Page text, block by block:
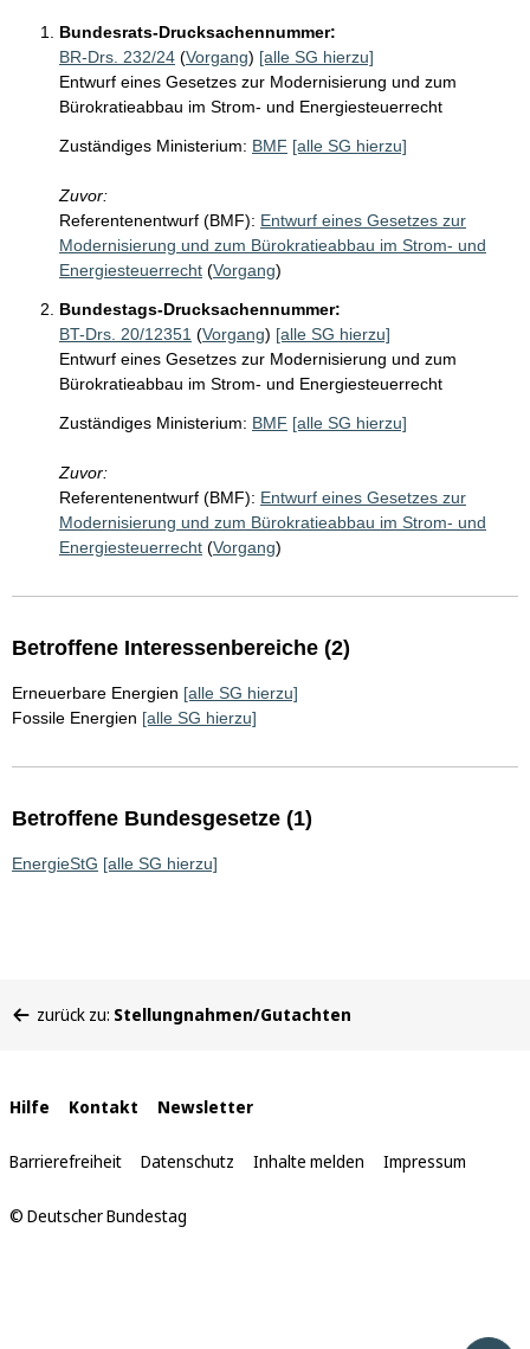
Bundesrats-Drucksachennummer:
BR-Drs. 232/24 (Vorgang) [alle SG hierzu]
Entwurf eines Gesetzes zur Modernisierung und zum
Bürokratieabbau im Strom- und Energiesteuerrecht
Zuständiges Ministerium: BMF [alle SG hierzu]
Zuvor:
Referentenentwurf (BMF): Entwurf eines Gesetzes zur
Modernisierung und zum Bürokratieabbau im Strom- und
Energiesteuerrecht (Vorgang)
Bundestags-Drucksachennummer:
BT-Drs. 20/12351 (Vorgang) [alle SG hierzu]
Entwurf eines Gesetzes zur Modernisierung und zum
Bürokratieabbau im Strom- und Energiesteuerrecht
Zuständiges Ministerium: BMF [alle SG hierzu]
Zuvor:
Referentenentwurf (BMF): Entwurf eines Gesetzes zur
Modernisierung und zum Bürokratieabbau im Strom- und
Energiesteuerrecht (Vorgang)
Betroffene Interessenbereiche (2)
Erneuerbare Energien [alle SG hierzu]
Fossile Energien [alle SG hierzu]
Betroffene Bundesgesetze (1)
EnergieStG [alle SG hierzu]
befinden
zurück zu: Stellungnahmen/Gutachten
Interne
Links
Hilfe Kontakt Newsletter
Barrierefreiheit Datenschutz Inhalte melden Impressum
© Deutscher Bundestag